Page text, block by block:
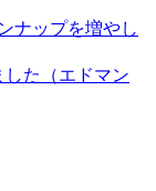
ナップを増やし
た（エドマン